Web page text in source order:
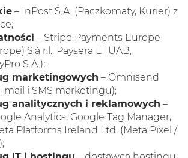
– InPost S.A. (Paczkomaty, Kurier) z
– Stripe Payments Europe
S.à r.l., Paysera LT UAB,
S.A.);
marketingowych – Omnisend
mail i SMS marketingu);
analitycznych i reklamowych –
Analytics, Google Tag Manager,
Platforms Ireland Ltd. (Meta Pixel /